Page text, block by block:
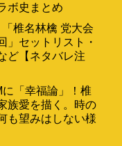
ボ史まとめ
「椎名林檎 党大会
」セットリスト・
ど【ネタバレ注
「幸福論」！椎
族愛を描く。時の
も望みはしない様